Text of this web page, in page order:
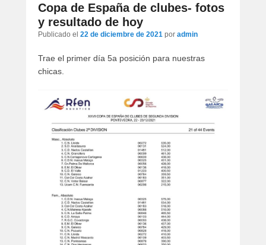
por
artículos
Copa de España de clubes- fotos
y resultado de hoy
Publicado el 22 de diciembre de 2021 por admin
Trae el primer día 5a posición para nuestras
chicas.